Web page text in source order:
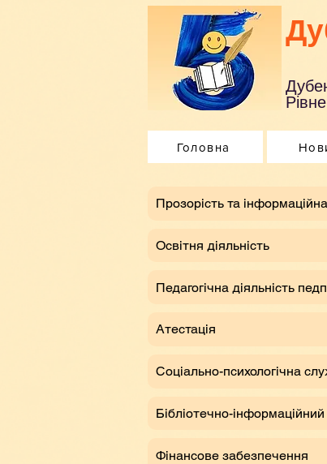
Головна
​Прозорість та
Освітня діяльність
Педагогічна діяльність
Атестація
Соціально-психологічна
Бібліотечно-
Фінансове забезпечення